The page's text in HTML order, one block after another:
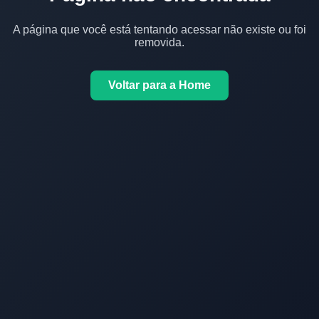
A página que você está tentando acessar não existe ou foi
removida.
Voltar para a Home